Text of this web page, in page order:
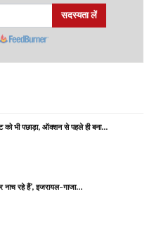
सदस्यता लें
भी पछाड़ा, ऑक्शन से पहले ही बना…
नाच रहे हैं’, इजरायल-गाजा…